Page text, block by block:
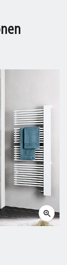
Auslauf des